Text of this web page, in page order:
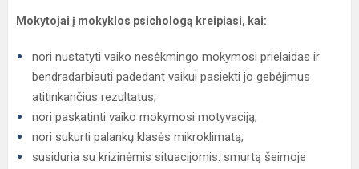
Mokytojai į mokyklos psichologą kreipiasi, kai:
nori nustatyti vaiko nesėkmingo mokymosi prielaidas ir
bendradarbiauti padedant vaikui pasiekti jo gebėjimus
atitinkančius rezultatus;
nori paskatinti vaiko mokymosi motyvaciją;
nori sukurti palankų klasės mikroklimatą;
susiduria su krizinėmis situacijomis: smurtą šeimoje